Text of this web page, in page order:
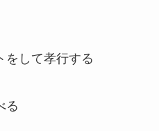
をして孝行する
る